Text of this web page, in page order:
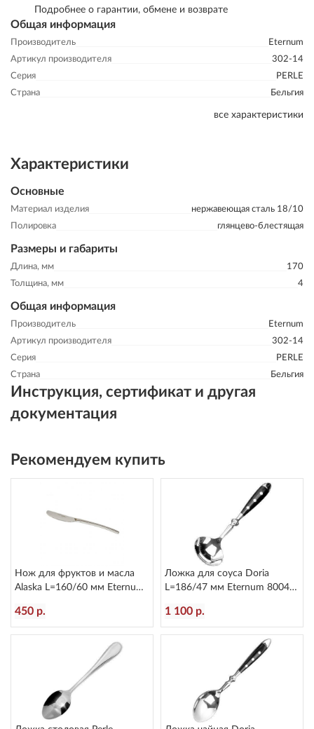
Общая информация
Производитель
Eternum
Артикул производителя
302-14
Серия
PERLE
Страна
Бельгия
все характеристики
Подробнее о гарантии, обмене и возврате
Характеристики
Основные
Материал изделия
нержавеющая сталь 18/10
Полировка
глянцево-блестящая
Размеры и габариты
Длина, мм
170
Толщина, мм
4
Общая информация
Производитель
Eternum
Артикул производителя
302-14
Серия
PERLE
Страна
Бельгия
Инструкция, сертификат и другая
документация
Рекомендуем купить
Нож для фруктов и масла
Alaska L=160/60 мм Eternum
450 р.
Ложка для соуса Doria
L=186/47 мм Eternum 8004-
1 100 р.